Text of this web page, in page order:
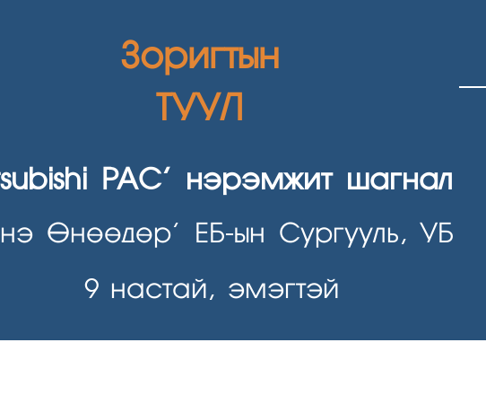
Зоригтын
ТУУЛ
PAC’ нэрэмжит шагнал
Өнөөдөр’ ЕБ-ын Сургууль, УБ
9 настай, эмэгтэй